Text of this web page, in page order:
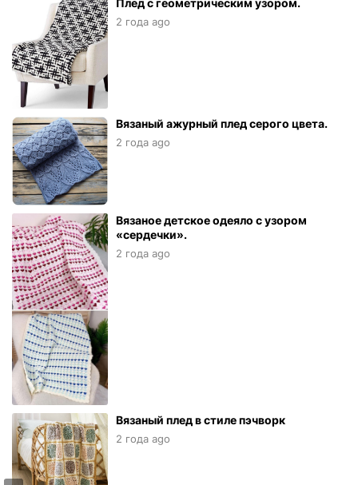
Плед с геометрическим узором.
2 года ago
Вязаный ажурный плед серого цвета.
2 года ago
Вязаное детское одеяло с узором
«сердечки».
2 года ago
Вязаный плед в стиле пэчворк
2 года ago